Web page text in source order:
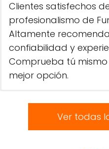
Clientes satisfechos
profesionalismo de
Altamente
confiabilidad y
Comprueba tú
mejor opción.
Ver todas